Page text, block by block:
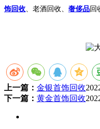
饰回收 、老酒回收、 奢侈品 回
上一篇： 金银首饰回收
下一篇： 黄金首饰回收